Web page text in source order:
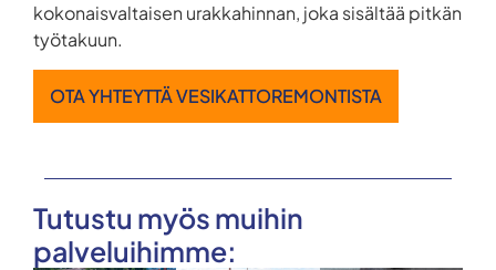
kokonaisvaltaisen urakkahinnan, joka sisältää pitkän
työtakuun.
OTA YHTEYTTÄ VESIKATTOREMONTISTA
Tutustu myös muihin
palveluihimme: